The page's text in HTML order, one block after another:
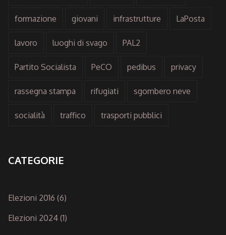
formazione giovani infrastrutture LaPosta
lavoro luoghi di svago PAL2
Partito Socialista PeCO pedibus privacy
rassegna stampa rifugiati sgombero neve
socialità traffico trasporti pubblici
CATEGORIE
Elezioni 2016 (6)
Elezioni 2024 (1)